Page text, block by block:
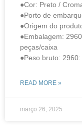
●Cor: Preto /
●Porto de
●Origem do
●Embalagem:
peças/caixa
●Peso bruto:
READ MORE »
março 26, 2025